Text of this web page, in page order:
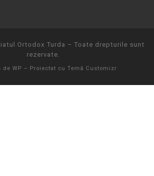
Ortodox Turda – Toate drepturile sunt
rezervate.
de WP – Proiectat cu Temă Customizr